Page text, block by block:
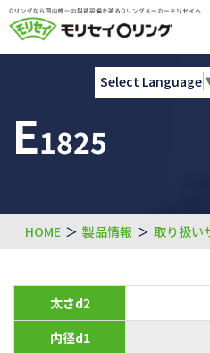
E1825
Select Language
HOME ＞ 製品情報 ＞ 取り扱い
太さd2
内径d1